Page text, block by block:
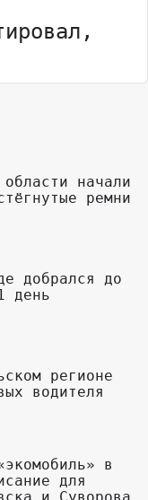
начали
ремни
добрался до
день
регионе
водителя
в
для